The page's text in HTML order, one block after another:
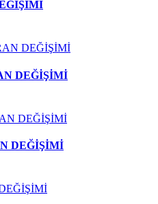
DEĞİŞİMİ
DEĞİŞİMİ